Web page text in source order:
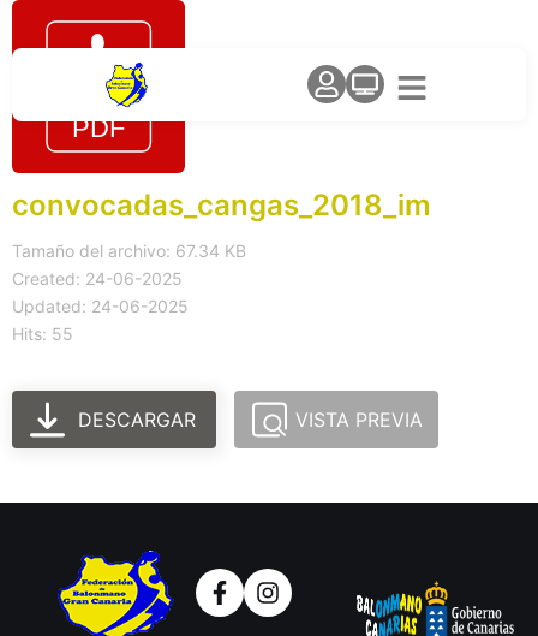
convocadas_cangas_2018_im
Tamaño del archivo: 67.34 KB
Created: 24-06-2025
Updated: 24-06-2025
Hits: 55
DESCARGAR VISTA PREVIA